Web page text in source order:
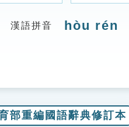
漢語拼音 hòu rén
部重編國語辭典修訂本